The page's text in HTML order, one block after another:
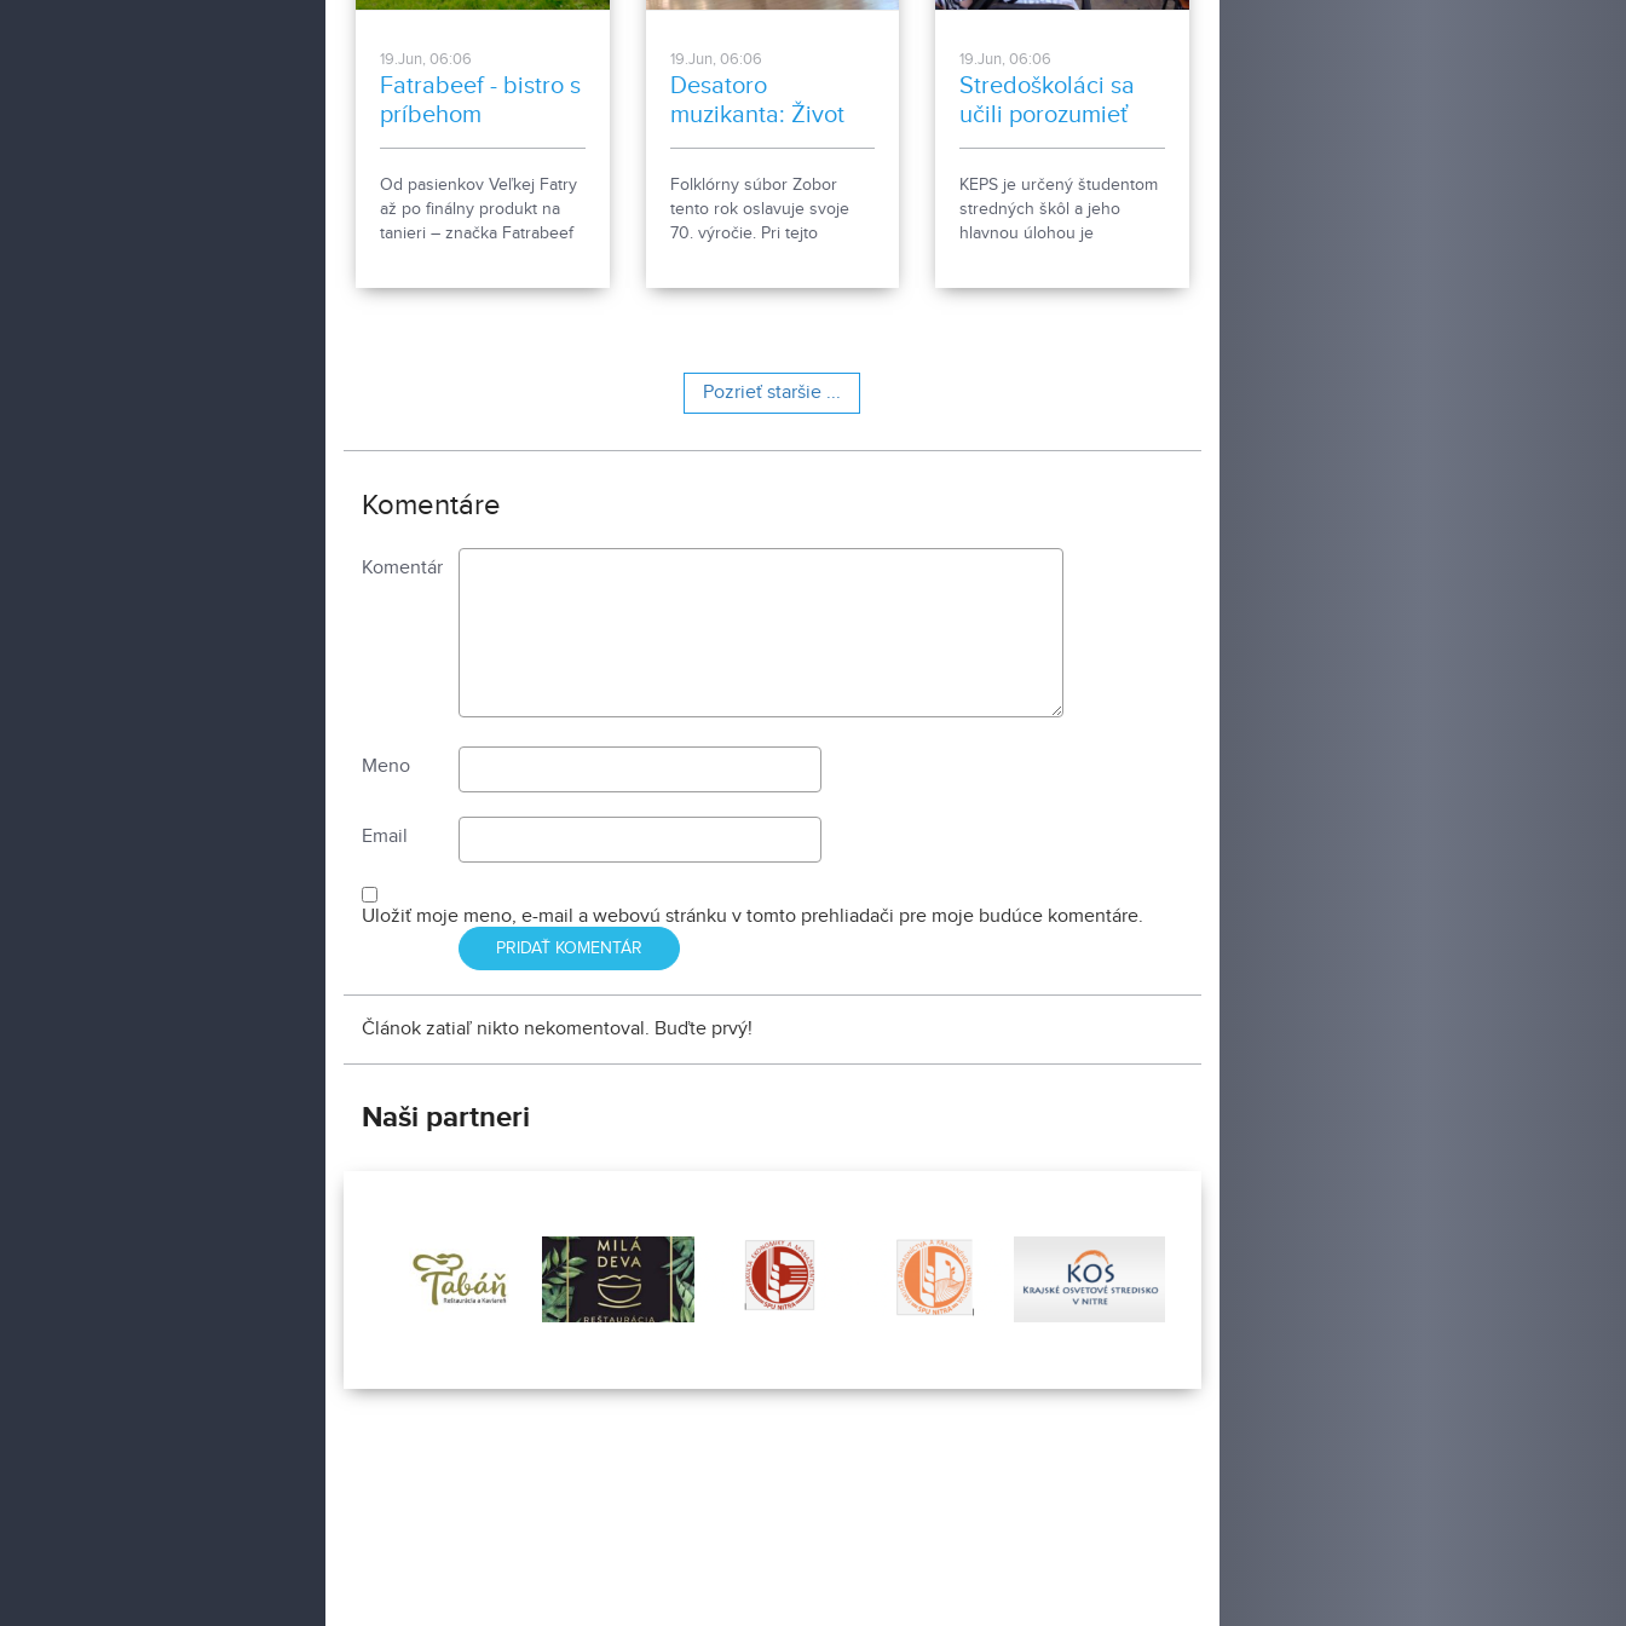
19.Jun, 06:06
Fatrabeef - bistro s
príbehom
Od pasienkov Veľkej Fatry
až po finálny produkt na
tanieri – značka Fatrabeef
19.Jun, 06:06
Desatoro
muzikanta: Život
muzikantov
naprieč
generáciami
Folklórny súbor Zobor
tento rok oslavuje svoje
70. výročie. Pri tejto
2026 v Divadle Andreja
Bagara v Nitre. V
verejnosť môže pozrieť 26.
19.Jun, 06:06
Stredoškoláci sa
učili porozumieť
ekonomickým
princípom
KEPS je určený študentom
stredných škôl a jeho
hlavnou úlohou je
Pozrieť staršie ...
Komentáre
Komentár
Meno
Email
Uložiť moje meno, e-mail a webovú stránku v tomto prehliadači pre moje budúce komentáre.
Článok zatiaľ nikto nekomentoval. Buďte prvý!
Naši partneri